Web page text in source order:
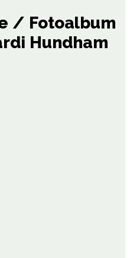
/ Fotoalbum
Hundham